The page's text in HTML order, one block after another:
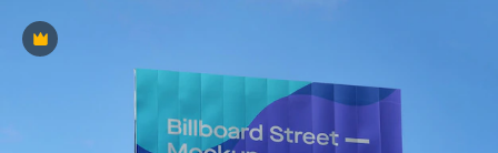
Premium